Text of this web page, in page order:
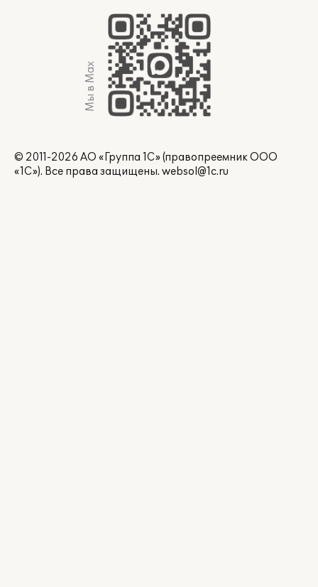
Мы в Max
© 2011-2026 АО «Группа 1С» (правопреемник ООО
«1С»). Все права защищены. websol@1c.ru